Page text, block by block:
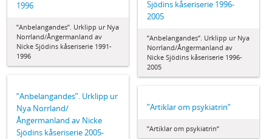
1996
”Anbelangandes”. Urklipp ur Nya
Norrland/Ångermanland av
Nicke Sjödins kåseriserie 1991-
1996
Sjödins kåseriserie 1996-
2005
”Anbelangandes”. Urklipp ur Nya
Norrland/Ångermanland av
Nicke Sjödins kåseriserie 1996-
2005
”Anbelangandes”. Urklipp ur
Nya Norrland/
Ångermanland av Nicke
Sjödins kåseriserie 2005-
”Artiklar om psykiatrin”
”Artiklar om psykiatrin”